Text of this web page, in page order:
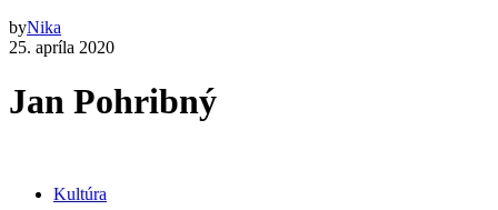
byNika
25. apríla 2020
Jan Pohribný
Kultúra